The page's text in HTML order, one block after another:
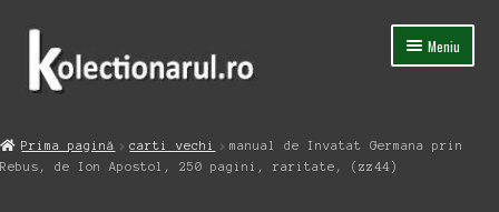
Sari
navigare
Sari
conținut
Meniu
Magazin
Prima pagină carti vechi
manual de Invatat Germana prin
Rebus, de Ion Apostol, 250 pagini, raritate, (zz44)